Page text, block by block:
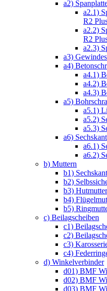
a2)
a2.1)
R2
a2.2)
R2
a2.3)
a3)
a4)
a4.1)
a4.2)
a4.3)
a5)
a5.1)
a5.2)
a5.3)
a6)
a6.1)
a6.2)
b) Muttern
b1)
b2)
b3)
b4)
b5)
c) Beilagscheiben
c1)
c2)
c3)
c4)
d) Winkelverbinder
d01) BMF
d02) BMF
d03) BMF